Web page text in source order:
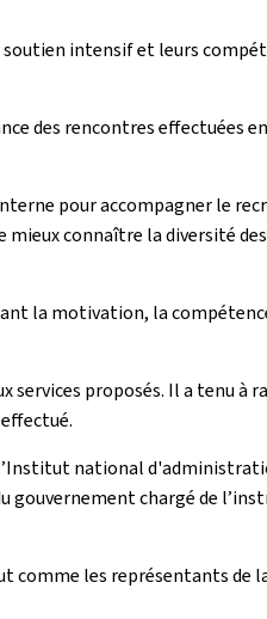
intensif et leurs
des rencontres effectuées en
pour accompagner le
connaître la diversité
la motivation, la
proposés. Il a tenu à
national
gouvernement chargé de
comme les représentants